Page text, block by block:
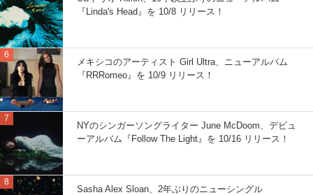
『Linda's Head』を 10/8 リリース！
メキシコのアーティスト Girl Ultra、ニューアルバム
『RRRomeo』を 10/9 リリース！
NYのシンガーソングライター June McDoom、デビュ
ーアルバム『Follow The Light』を 10/16 リリース！
Sasha Alex Sloan、2年ぶりのニューシングル